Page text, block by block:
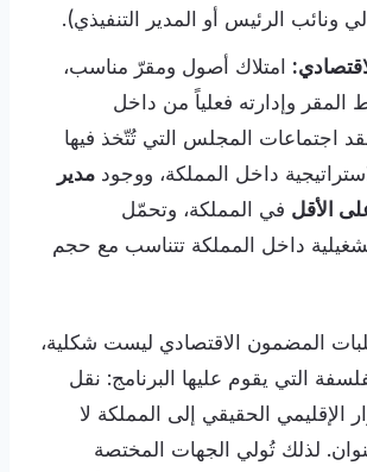
ونائب الرئيس أو المدير التنفيذي).
امتلاك أصول ومقرّ مناسب،
المقر وإدارته فعلياً من داخل
اجتماعات المجلس التي تُتّخذ فيها
داخل المملكة، ووجود مدير
الأقل في المملكة، وتحمّل
داخل المملكة تتناسب مع حجم
المضمون الاقتصادي ليست شكلية،
التي يقوم عليها البرنامج: نقل
الإقليمي الحقيقي إلى المملكة لا
لذلك تُولي الجهات المختصة